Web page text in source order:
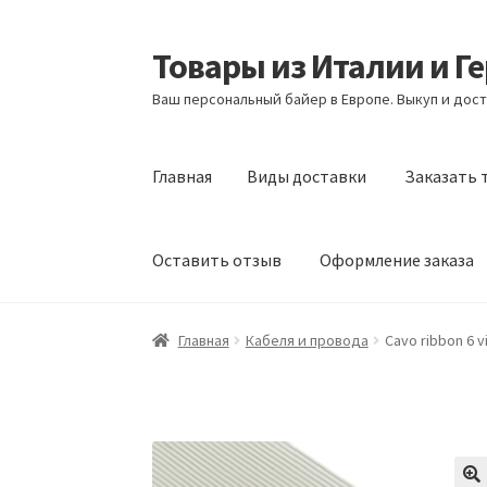
Перейти
к
навигации
Перейти
к
содержимому
Товары из Италии и
Ваш персональный байер в Европе. Выкуп и
Главная Виды доставки Заказать
Оставить отзыв Оформление заказа
Главная Виды доставки Заказать товары
Главная Кабеля и провода Cavo ribbon 6